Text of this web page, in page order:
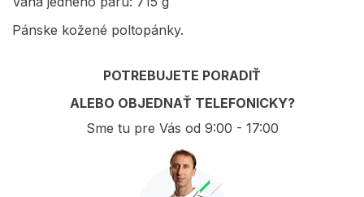
Pánske kožené poltopánky.
POTREBUJETE PORADIŤ
ALEBO OBJEDNAŤ TELEFONICKY?
Sme tu pre Vás od 9:00 - 17:00